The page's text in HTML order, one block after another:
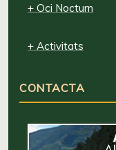
+ Oci Nocturn
+ Activitats
CONTACTA